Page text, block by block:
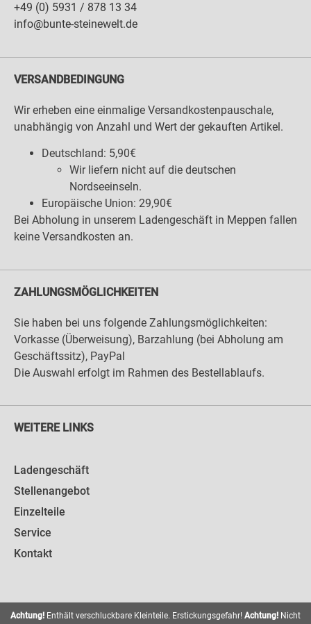
+49 (0) 5931 / 878 13 34
info@bunte-steinewelt.de
VERSANDBEDINGUNG
Wir erheben eine einmalige Versandkostenpauschale,
unabhängig von Anzahl und Wert der gekauften Artikel.
Deutschland: 5,90€
Wir liefern nicht auf die deutschen
Nordseeinseln.
Europäische Union: 29,90€
Bei Abholung in unserem Ladengeschäft in Meppen fallen
keine Versandkosten an.
ZAHLUNGSMÖGLICHKEITEN
Sie haben bei uns folgende Zahlungsmöglichkeiten:
Vorkasse (Überweisung), Barzahlung (bei Abholung am
Geschäftssitz), PayPal
Die Auswahl erfolgt im Rahmen des Bestellablaufs.
WEITERE LINKS
Ladengeschäft
Stellenangebot
Einzelteile
Service
Kontakt
Achtung! Enthält verschluckbare Kleinteile. Erstickungsgefahr! Achtung! Nicht